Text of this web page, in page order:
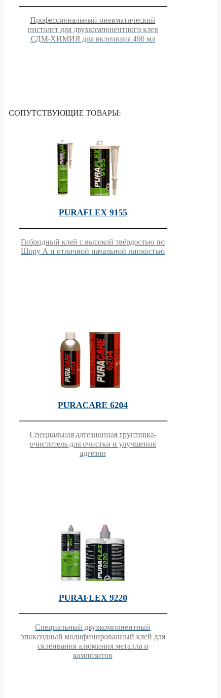
Профессиональный пневматический
пистолет для двухкомпонентного клея
СДМ-ХИМИЯ для вклеиваия 490 мл
СОПУТСТВУЮЩИЕ ТОВАРЫ:
PURAFLEX 9155
Гибридный клей с высокой твёрдостью по
Шору А и отличной начальной липкостью
PURACARE 6204
Специальная адгезионная грунтовка-
очиститель для очистки и улучшения
адгезии
PURAFLEX 9220
Специальный двухкомпонентный
эпоксидный модифицированный клей для
склеивания алюминия металла и
композитов